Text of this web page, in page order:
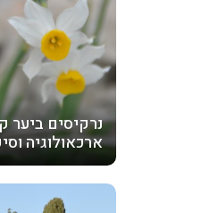
נרקיסים ביער
ארכאולוגיה